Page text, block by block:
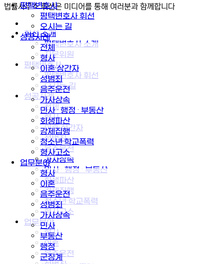
평택변호사
평택변호사 휘선
오시는 길
성공사례
전체
형사
이혼·상간자
성범죄
음주운전
가사상속
민사 · 행정 · 부동산
회생파산
강제집행
청소년·학교폭력
형사고소
업무분야
형사
이혼
음주운전
성범죄
가사상속
민사
부동산
행정
군징계
법률사무소 휘선은 미디어를 통해 여러분과 함께합니다
휘선 소개
평택변호사 소개
자문위원
평택변호사
평택변호사 휘선
오시는 길
성공사례
전체
형사
이혼·상간자
성범죄
음주운전
가사상속
민사 · 행정 · 부동산
회생파산
강제집행
청소년·학교폭력
형사고소
업무분야
형사
이혼
음주운전